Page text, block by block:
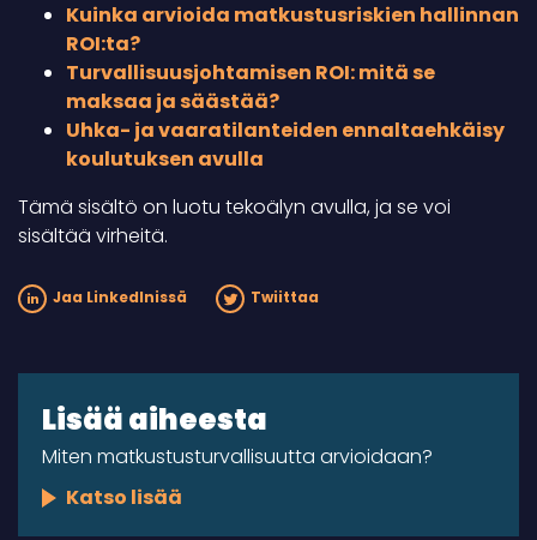
Kuinka arvioida matkustusriskien hallinnan
ROI:ta?
Turvallisuusjohtamisen ROI: mitä se
maksaa ja säästää?
Uhka- ja vaaratilanteiden ennaltaehkäisy
koulutuksen avulla
Tämä sisältö on luotu tekoälyn avulla, ja se voi
sisältää virheitä.
Jaa LinkedInissä Twiittaa
Lisää aiheesta
Miten matkustusturvallisuutta arvioidaan?
Katso lisää